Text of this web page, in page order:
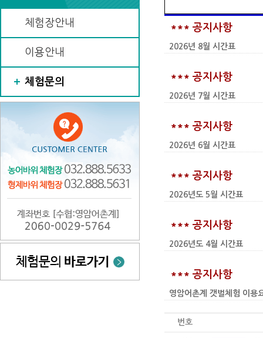
체험장안내
이용안내
체험문의
*** 공지사항
2026년 8월 시간표
*** 공지사항
2026년 7월 시간표
*** 공지사항
2026년 6월 시간표
*** 공지사항
2026년도 5월 시간표
*** 공지사항
2026년도 4월 시간표
*** 공지사항
영암어촌계 갯벌체험 이
번호